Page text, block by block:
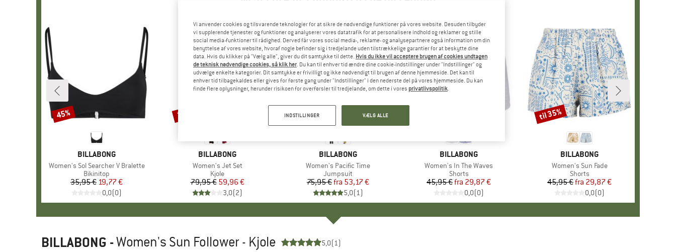
MÆRKE
BILLABONG
Artikel
Women's Sol Searcher V Bralette
Produktgruppe
Bikinitop
Pris
35,95 €Nedsat pris
19,77 €
0,0(0)
Rabat
45%
MÆRKE
BILLABONG
Artikel
Women's Jet Set
Produktgruppe
Kjole
Pris
79,95 € Nedsat pris
59,96 €
3,0(2)
Rabat
25%
MÆRKE
BILLABONG
Artikel
Women's Pacific Time
Produktgruppe
Jumpsuit
Pris
75,95 € Nedsat pris
fra 53,17 €
5,0(1)
Rabat
til 30%
MÆRKE
BILLABONG
Artikel
Women's In The Waves
Produktgruppe
Shorts
Pris
45,95 € Nedsat pris
fra 29,87 €
0,0(0)
MÆRKE
BILLABONG
Artikel
Women's Sun Fade
Produktgruppe
Shorts
Pris
45,95 € Nedsat pris
fra 29,87 €
0,0(0)
Rabat
til 35%
BILLABONG -Women's Sun Follower - Kjole 5,0(1)
Vi anvender cookies og tilsvarende teknologier for at sikre de nødvendige funktioner på vores website. Desuden tilbyder
vi supplerende tjenester og funktioner og analyserer vores datatrafik for at personalisere indhold og reklamer og stille
social media-funktioner til rådighed. Derved får vores social media-, reklame- og analysepartnere også information om din
benyttelse af vores website, hvoraf nogle befinder sig i tredjelande uden tilstrækkelige garantier for at beskytte dine
data. Hvis du klikker på "Vælg alle", giver du dit samtykke til dette. Hvis du ikke vil acceptere brugen af cookies undtagen
de teknisk nødvendige cookies, så klik her. Du kan til enhver tid ændre dine cookie-indstillinger under "Indstillinger" og
udvælge enkelte kategorier. Dit samtykke er frivilligt og ikke nødvendigt til brugen af denne hjemmeside. Det kan til
enhver tid tilbagekaldes eller gives for første gang under "Indstillinger" i den nederste del på vores hjemmeside. Du kan
finde flere oplysninger, herunder risikoen for overførsler til tredjelande, om dette i vores privatlivspolitik.
INDSTILLINGER VÆLG ALLE